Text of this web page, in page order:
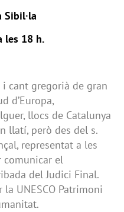
Sibil·la
les 18 h.
cant gregorià de gran
d’Europa,
llocs de Catalunya
llatí, però des del s.
representat a les
comunicar el
del Judici Final.
UNESCO Patrimoni